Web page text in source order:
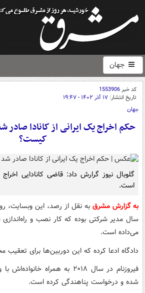
جهان
کد خبر1553906
تاریخ انتشار: ۱۷ آذر ۱۴۰۲ - ۱۹:۴۷
جهان
حکم اخراج یک ایرانی از کانادا صادر
کیست؟
گلوبال نیوز گرارش داد: قاضی کانادایی اخراج
است.
به گزارش مشرق
سال مدیر شرکتی بوده که کار نصب و راه‌اندازی
می‌داده است.
دادگاه ادعا کرده که این دوربین‌ها برای تعقیب
فیروزنام در سال ۲۰۱۸ به همراه
شده و درخواست پناهندگی کرده است.